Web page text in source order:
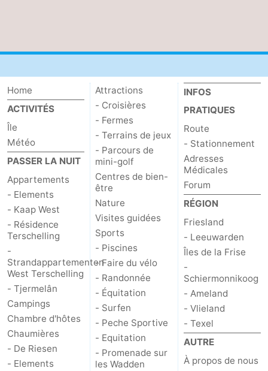
Home
ACTIVITÉS
Île
Météo
PASSER LA NUIT
Appartements
- Elements
- Kaap West
- Résidence
Terschelling
-
Strandappartementen
West Terschelling
- Tjermelân
Campings
Chambre d'hôtes
Chaumières
- De Riesen
- Elements
Attractions
- Croisières
- Fermes
- Terrains de jeux
- Parcours de
mini-golf
Centres de bien-
être
Nature
Visites guidées
Sports
- Piscines
- Faire du vélo
- Randonnée
- Équitation
- Surfen
- Peche Sportive
- Equitation
- Promenade sur
les Wadden
INFOS
PRATIQUES
Route
- Stationnement
Adresses
Médicales
Forum
RÉGION
Friesland
- Leeuwarden
Îles de la Frise
-
Schiermonnikoog
- Ameland
- Vlieland
- Texel
AUTRE
À propos de nous